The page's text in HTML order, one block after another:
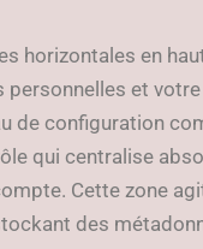
horizontales en
et
de configuration
qui centralise
Cette zone
des